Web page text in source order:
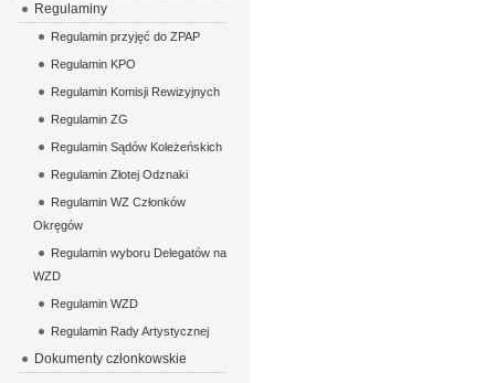
Regulaminy
Regulamin przyjęć do ZPAP
Regulamin KPO
Regulamin Komisji Rewizyjnych
Regulamin ZG
Regulamin Sądów Koleżeńskich
Regulamin Złotej Odznaki
Regulamin WZ Członków
Okręgów
Regulamin wyboru Delegatów na
WZD
Regulamin WZD
Regulamin Rady Artystycznej
Dokumenty członkowskie